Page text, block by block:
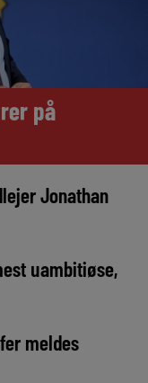
på
Jonathan
uambitiøse,
meldes